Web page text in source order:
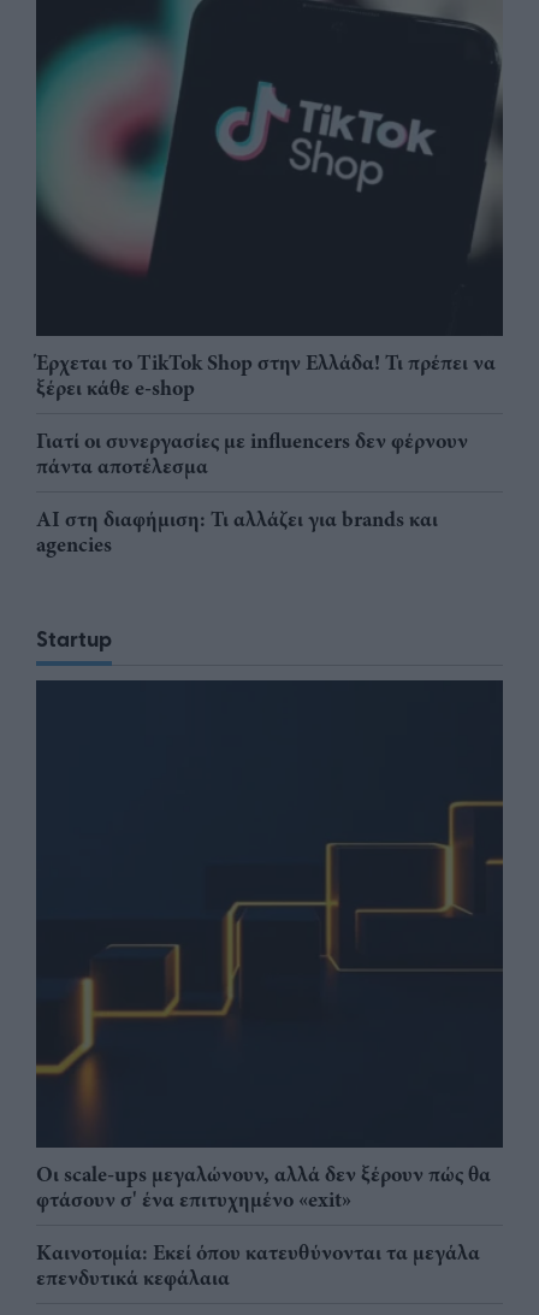
Έρχεται το TikTok Shop στην Ελλάδα! Τι πρέπει να
ξέρει κάθε e-shop
Γιατί οι συνεργασίες με influencers δεν φέρνουν
πάντα αποτέλεσμα
AI στη διαφήμιση: Τι αλλάζει για brands και
agencies
Startup
Οι scale-ups μεγαλώνουν, αλλά δεν ξέρουν πώς θα
φτάσουν σ' ένα επιτυχημένο «exit»
Καινοτομία: Εκεί όπου κατευθύνονται τα μεγάλα
επενδυτικά κεφάλαια